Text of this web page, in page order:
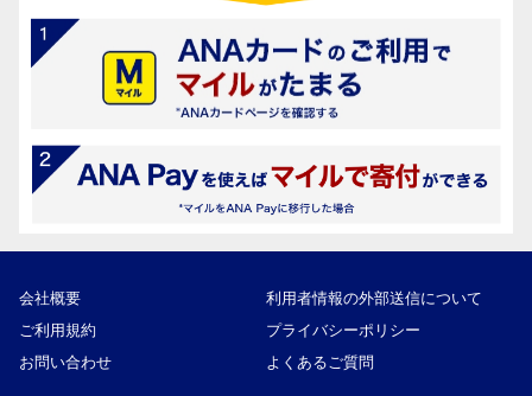
会社概要
利用者情報の外部送信について
ご利用規約
プライバシーポリシー
お問い合わせ
よくあるご質問